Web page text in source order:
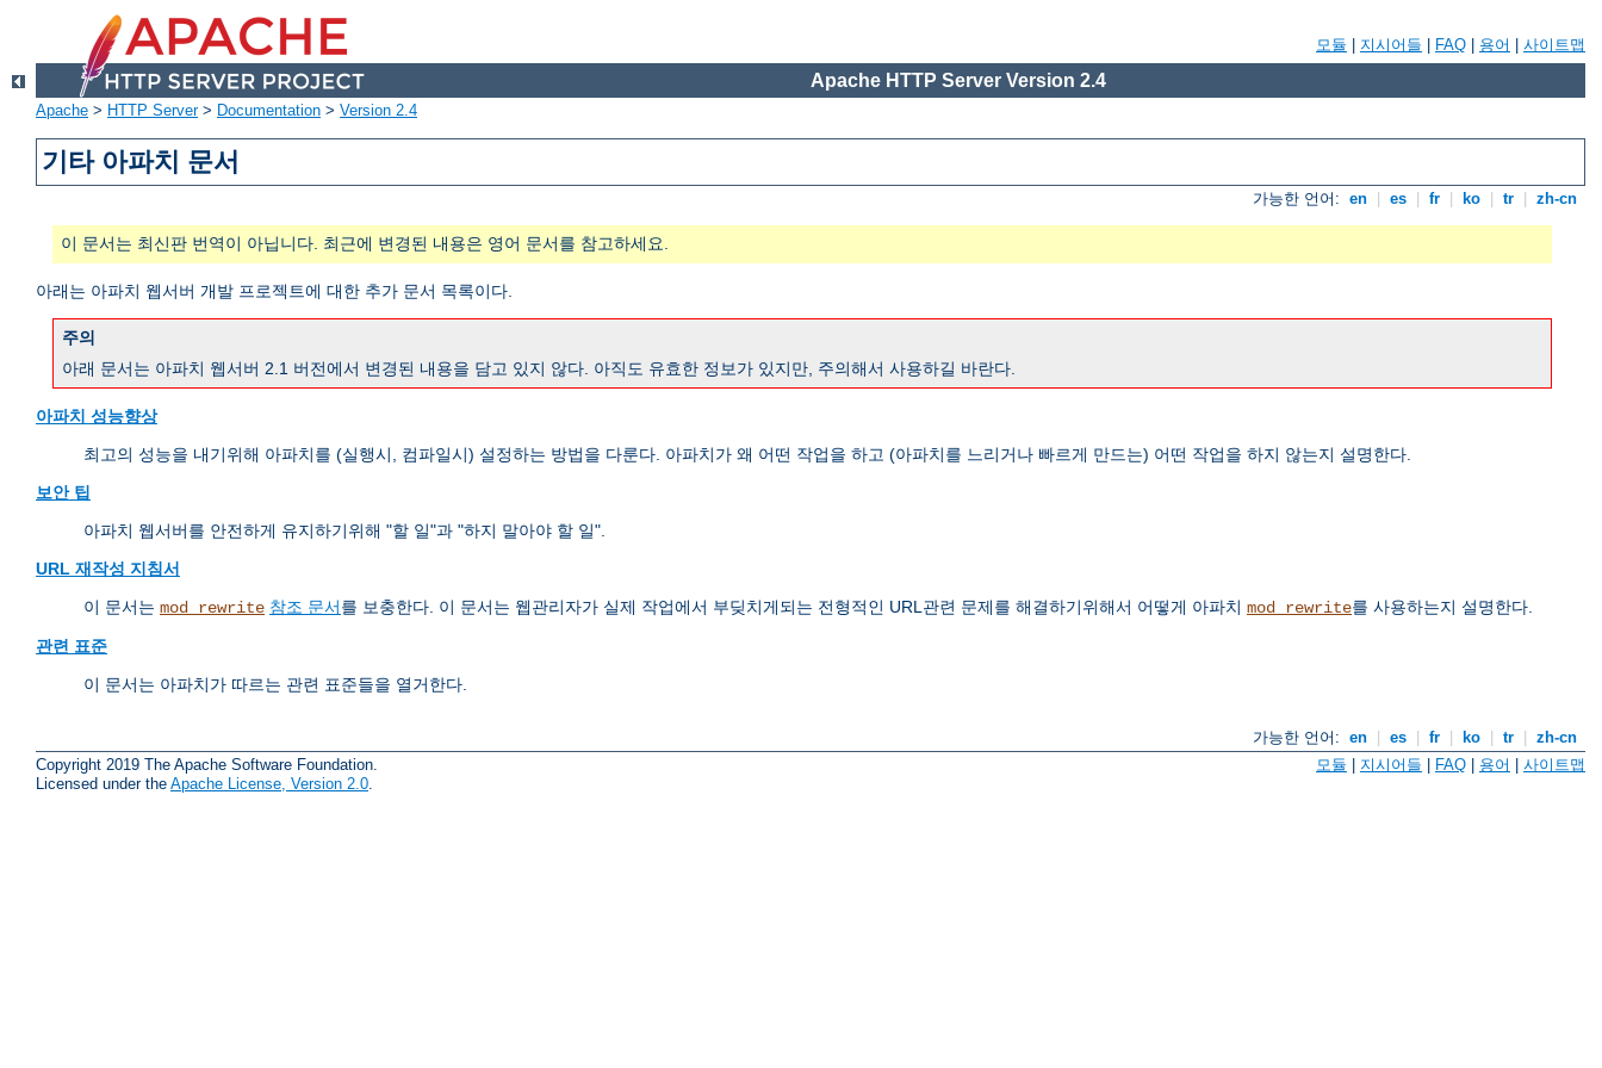
모듈 지시어들 FAQ 용어 사이트맵
Apache HTTP Server Version 2.4
Apache > HTTP Server> Documentation > Version 2.4
기타 아파치 문서
가능한 언어: en es fr ko tr zh-cn
이 문서는 최신판 번역이 아닙니다. 최근에 변경된 내용은 영어 문서를 참고하세요.
아래는 아파치 웹서버 개발 프로젝트에 대한 추가 문서 목록이다.
주의
아래 문서는 아파치 웹서버 2.1 버전에서 변경된 내용을 담고 있지 않다. 아직도 유효한 정보가 있지만, 주의해서 사용하길 바란다.
아파치 성능향상
최고의 성능을 내기위해 아파치를 (실행시, 컴파일시) 설정하는 방법을 다룬다. 아파치가 왜 어떤 작업을 하고 (아파치를 느리거나 빠르게 만드는) 어떤 작업을 하지 않는지 설명한다.
보안 팁
아파치 웹서버를 안전하게 유지하기위해 "할 일"과 "하지 말아야 할 일".
URL 재작성 지침서
이 문서는 mod_rewrite 참조 문서를 보충한다. 이 문서는 웹관리자가 실제 작업에서 부딪치게되는 전형적인 URL관련 문제를 해결하기위해서 어떻게 아파치 mod_rewrite를 사용하는지 설명한다.
관련 표준
이 문서는 아파치가 따르는 관련 표준들을 열거한다.
가능한 언어: en es fr ko tr
zh-cn
Copyright 2019 The Apache Software Foundation.
Licensed under the Apache License, Version 2.0
모듈 | 지시어들 | FAQ | 용어 | 사이트맵